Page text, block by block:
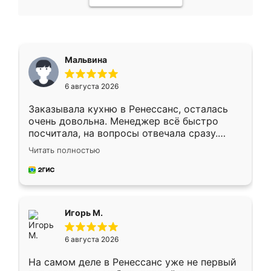
Мальвина
6 августа 2026
Заказывала кухню в Ренессанс, осталась
очень довольна. Менеджер всё быстро
посчитала, на вопросы отвечала сразу.
Замерщик приехал в субботу, подошёл к
делу со всей ответственностью. Собрали
за день, ребята работали аккуратно, даже
Читать полностью
Игорь М.
6 августа 2026
На самом деле в Ренессанс уже не первый